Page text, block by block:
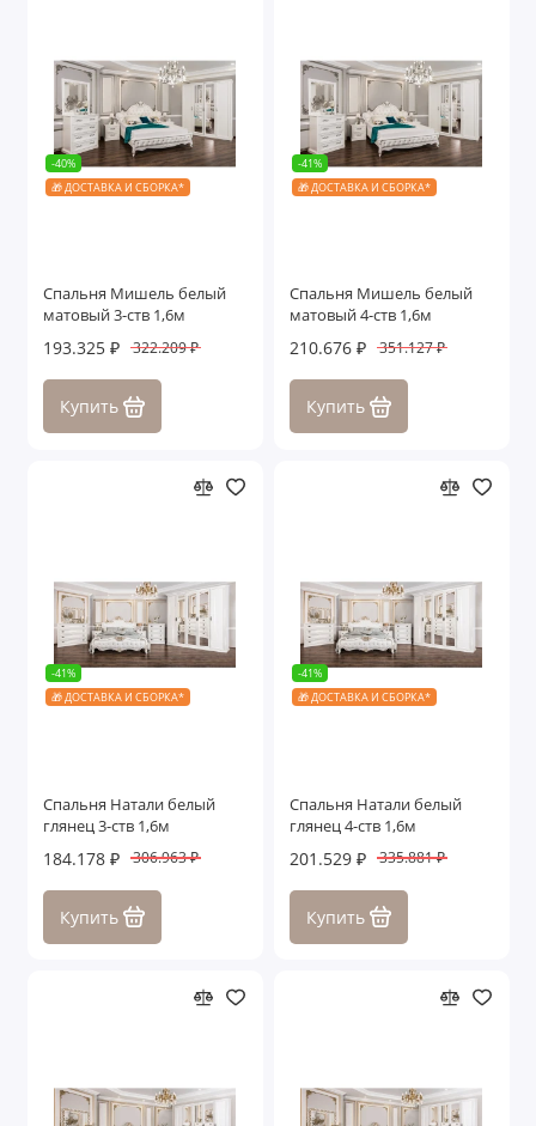
-40%
🎁 ДОСТАВКА И СБОРКА*
Спальня Мишель белый
матовый 3-ств 1,6м
193.325 ₽ 322.209 ₽
Купить
-41%
🎁 ДОСТАВКА И СБОРКА*
Спальня Мишель белый
матовый 4-ств 1,6м
210.676 ₽ 351.127 ₽
Купить
-41%
🎁 ДОСТАВКА И СБОРКА*
Спальня Натали белый
глянец 3-ств 1,6м
184.178 ₽ 306.963 ₽
Купить
-41%
🎁 ДОСТАВКА И СБОРКА*
Спальня Натали белый
глянец 4-ств 1,6м
201.529 ₽ 335.881 ₽
Купить